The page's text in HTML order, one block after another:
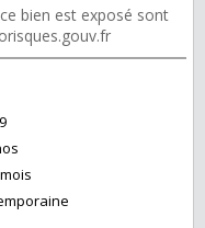
bien est exposé sont